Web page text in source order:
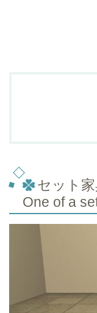
セット
One of a